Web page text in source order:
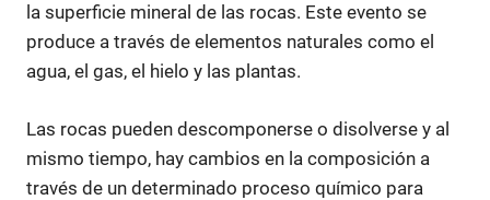
la superficie mineral de las rocas. Este evento se
produce a través de elementos naturales como el
agua, el gas, el hielo y las plantas.
Las rocas pueden descomponerse o disolverse y al
mismo tiempo, hay cambios en la composición a
través de un determinado proceso químico para